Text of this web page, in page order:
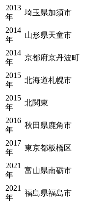
2013
年
埼玉県加須市
2014
年
山形県天童市
2014
年
京都府京丹波町
2015
年
北海道札幌市
2015
年
北関東
2016
年
秋田県鹿角市
2017
年
東京都板橋区
2021
年
富山県南砺市
2021
年
福島県福島市